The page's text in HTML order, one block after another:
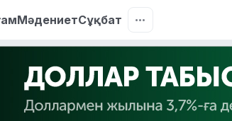
МәдениетСұқбат